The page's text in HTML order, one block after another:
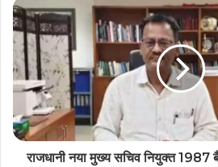
राजधानी नया मुख्य सचिव नियुक्त